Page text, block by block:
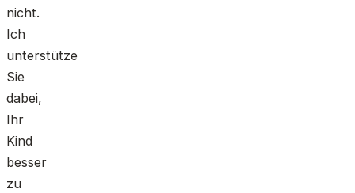
nicht.
Ich
unterstütze
Sie
dabei,
Ihr
Kind
besser
zu